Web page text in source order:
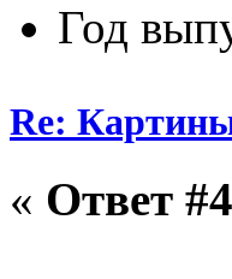
Год
Re:
« Ответ